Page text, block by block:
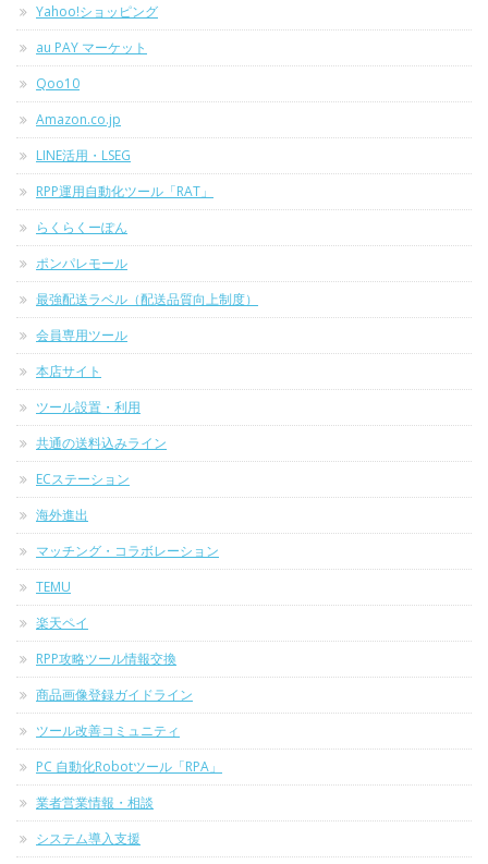
Yahoo!ショッピング
au PAY マーケット
Qoo10
Amazon.co.jp
LINE活用・LSEG
RPP運用自動化ツール「RAT」
らくらくーぽん
ポンパレモール
最強配送ラベル（配送品質向上制度）
会員専用ツール
本店サイト
ツール設置・利用
共通の送料込みライン
ECステーション
海外進出
マッチング・コラボレーション
TEMU
楽天ペイ
RPP攻略ツール情報交換
商品画像登録ガイドライン
ツール改善コミュニティ
PC 自動化Robotツール「RPA」
業者営業情報・相談
システム導入支援